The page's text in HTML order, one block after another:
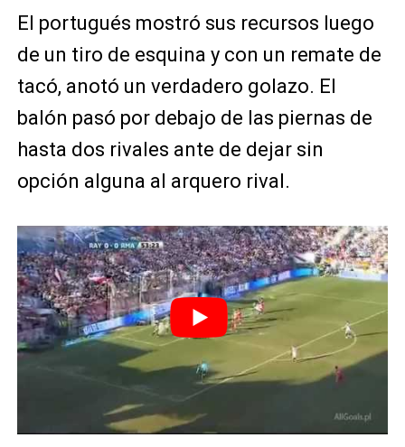
El portugués mostró sus recursos luego
de un tiro de esquina y con un remate de
tacó, anotó un verdadero golazo. El
balón pasó por debajo de las piernas de
hasta dos rivales ante de dejar sin
opción alguna al arquero rival.